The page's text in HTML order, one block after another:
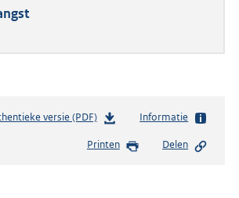
versie (PDF)b
s
Informatie
Printen Delen